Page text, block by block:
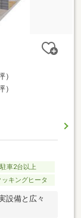
）
）
駐車2台以上
ッキングヒータ
設備と広々